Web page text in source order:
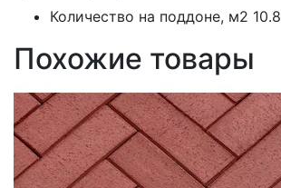
Количество на поддоне, м2 10.8
Похожие товары